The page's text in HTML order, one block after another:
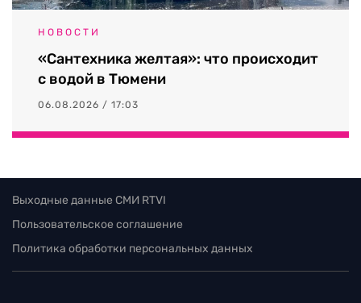
НОВОСТИ
«Сантехника желтая»: что происходит
с водой в Тюмени
06.08.2026 / 17:03
Выходные данные СМИ RTVI
Пользовательское соглашение
Политика обработки персональных данных